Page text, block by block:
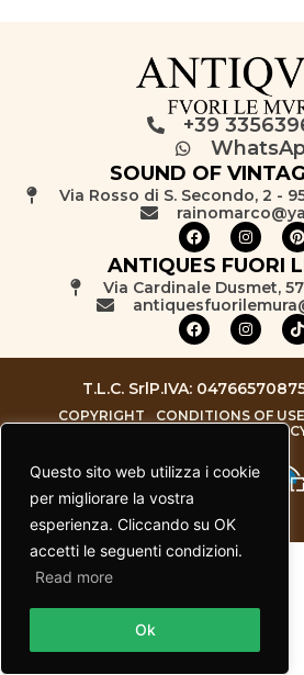
Questo sito web utilizza i cookie
per migliorare la vostra
esperienza. Cliccando su OK
accetti le seguenti condizioni.
Read more
Ok
+39
SOUND OF
Via Rosso di S. Secondo, 2 -
ANTIQUES FUORI
Via Cardinale Dusmet,
T.L.C. SrlP.IVA:
COPYRIGHT CONDITIONS OF USE
PRIVACY